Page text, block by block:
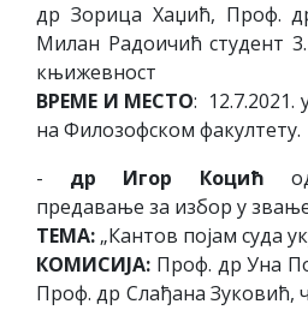
др Зорица Хаџић, Проф.
Милан Радоичић студент
књижевност
ВРЕМЕ И МЕСТО: 12.7.2021.
на Филозофском факултету.
- др Игор Коцић
предавање за избор у
ТЕМА: „Кантов појам суда
КОМИСИЈА: Проф. др Уна
Проф. др Слађана Зуковић,